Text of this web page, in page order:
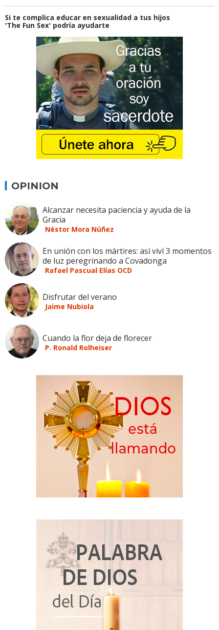
Si te complica educar en sexualidad a tus hijos
'The Fun Sex' podría ayudarte
OPINION
Alcanzar necesita paciencia y ayuda de la
Gracia
Néstor Mora Núñez
En unión con los mártires: así viví 3 momentos
de luz peregrinando a Covadonga
Rafael Pascual Elías OCD
Disfrutar del verano
Jaime Nubiola
Cuando la flor deja de florecer
P. Ronald Rolheiser